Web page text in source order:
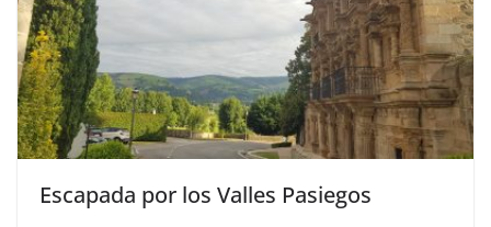
Escapada por los Valles Pasiegos